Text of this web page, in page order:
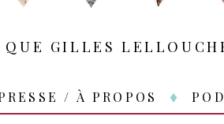
GILLES
/ À PROPOS